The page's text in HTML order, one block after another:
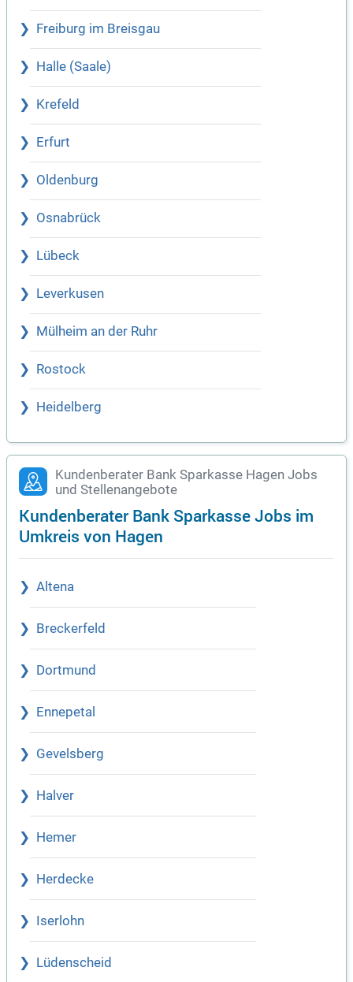
Freiburg im Breisgau
Halle (Saale)
Krefeld
Erfurt
Oldenburg
Osnabrück
Lübeck
Leverkusen
Mülheim an der Ruhr
Rostock
Heidelberg
Kundenberater Bank Sparkasse Hagen Jobs
und Stellenangebote
Kundenberater Bank Sparkasse Jobs im
Umkreis von Hagen
Altena
Breckerfeld
Dortmund
Ennepetal
Gevelsberg
Halver
Hemer
Herdecke
Iserlohn
Lüdenscheid